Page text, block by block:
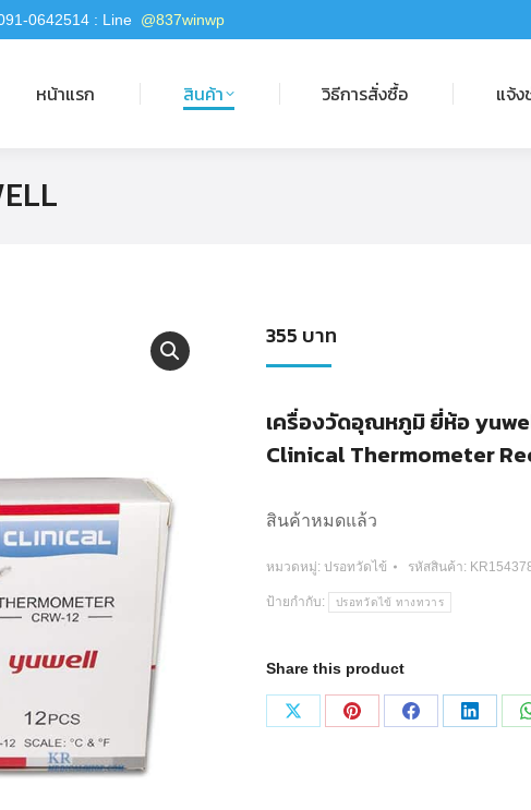
0642514 : Line @837winwp
หน้าแรก สินค้า วิธีการสั่งซื้อ แจ้ง
355 บาท
เครื่องวัดอุณหภูมิ ยี่ห้อ
Clinical Thermometer
สินค้าหมดแล้ว
หมวดหมู่: ปรอทวัดไข้ รหัสสินค้า:
ป้ายกำกับ: ปรอทวัดไข้ ทางทวาร
Share this product
Share
Share
Share
Share
รก สินค้า วิธีการสั่งซื้อ แจ้งชำร